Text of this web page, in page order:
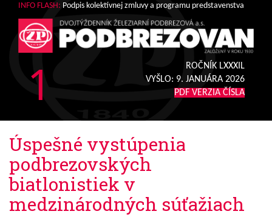
INFO FLASH: Podpis kolektívnej zmluvy a programu predstavenstva
1
ROČNÍK LXXXIL
VYŠLO: 9. JANUÁRA 2026
PDF VERZIA ČÍSLA
Úspešné vystúpenia
podbrezovských
biatlonistiek v
medzinárodných súťažiach